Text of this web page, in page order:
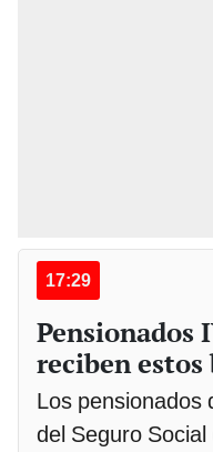
17:29
Pensionados
reciben estos
Los pensionados
del Seguro